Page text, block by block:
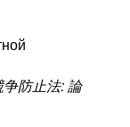
防止法: 論